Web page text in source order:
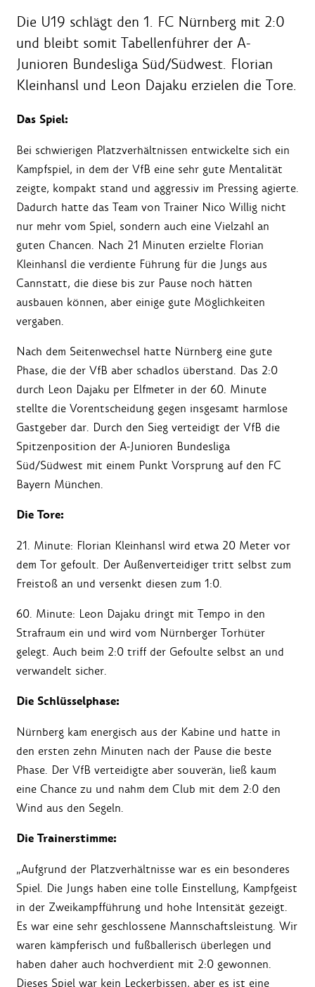
Die U19 schlägt den 1. FC Nürnberg mit 2:0
und bleibt somit Tabellenführer der A-
Junioren Bundesliga Süd/Südwest. Florian
Kleinhansl und Leon Dajaku erzielen die Tore.
Das Spiel:
Bei schwierigen Platzverhältnissen entwickelte sich ein
Kampfspiel, in dem der VfB eine sehr gute Mentalität
zeigte, kompakt stand und aggressiv im Pressing agierte.
Dadurch hatte das Team von Trainer Nico Willig nicht
nur mehr vom Spiel, sondern auch eine Vielzahl an
guten Chancen. Nach 21 Minuten erzielte Florian
Kleinhansl die verdiente Führung für die Jungs aus
Cannstatt, die diese bis zur Pause noch hätten
ausbauen können, aber einige gute Möglichkeiten
vergaben.
Nach dem Seitenwechsel hatte Nürnberg eine gute
Phase, die der VfB aber schadlos überstand. Das 2:0
durch Leon Dajaku per Elfmeter in der 60. Minute
stellte die Vorentscheidung gegen insgesamt harmlose
Gastgeber dar. Durch den Sieg verteidigt der VfB die
Spitzenposition der A-Junioren Bundesliga
Süd/Südwest mit einem Punkt Vorsprung auf den FC
Bayern München.
Die Tore:
21. Minute: Florian Kleinhansl wird etwa 20 Meter vor
dem Tor gefoult. Der Außenverteidiger tritt selbst zum
Freistoß an und versenkt diesen zum 1:0.
60. Minute: Leon Dajaku dringt mit Tempo in den
Strafraum ein und wird vom Nürnberger Torhüter
gelegt. Auch beim 2:0 triff der Gefoulte selbst an und
verwandelt sicher.
Die Schlüsselphase:
Nürnberg kam energisch aus der Kabine und hatte in
den ersten zehn Minuten nach der Pause die beste
Phase. Der VfB verteidigte aber souverän, ließ kaum
eine Chance zu und nahm dem Club mit dem 2:0 den
Wind aus den Segeln.
Die Trainerstimme:
„Aufgrund der Platzverhältnisse war es ein besonderes
Spiel. Die Jungs haben eine tolle Einstellung, Kampfgeist
in der Zweikampfführung und hohe Intensität gezeigt.
Es war eine sehr geschlossene Mannschaftsleistung. Wir
waren kämpferisch und fußballerisch überlegen und
haben daher auch hochverdient mit 2:0 gewonnen.
Dieses Spiel war kein Leckerbissen, aber es ist eine